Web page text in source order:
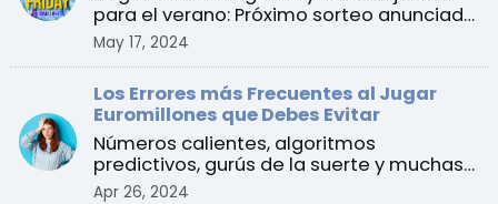
para el verano: Próximo sorteo anunciado
para el vier ...
May 17, 2024
Los Errores más Frecuentes al Jugar
Euromillones que Debes Evitar
Números calientes, algoritmos
predictivos, gurús de la suerte y muchas
Apr 26, 2024